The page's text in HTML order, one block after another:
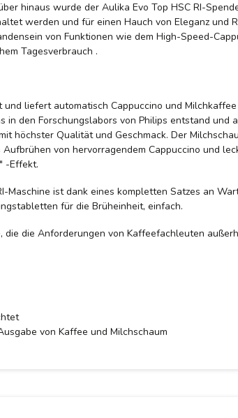
hinaus wurde der Aulika Evo Top HSC RI-
werden und für einen Hauch von Eleganz
von Funktionen wie dem High-Speed-
Tagesverbrauch .
liefert automatisch Cappuccino und
in den Forschungslabors von Philips entstand
höchster Qualität und Geschmack. Der
von hervorragendem Cappuccino und
-Effekt.
Maschine ist dank eines kompletten Satzes an
für die Brüheinheit, einfach.
die die Anforderungen von Kaffeefachleuten
von Kaffee und Milchschaum